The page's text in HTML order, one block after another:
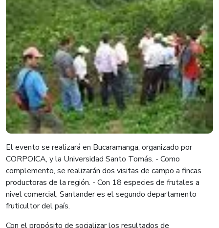
El evento se realizará en Bucaramanga, organizado por
CORPOICA, y la Universidad Santo Tomás. - Como
complemento, se realizarán dos visitas de campo a fincas
productoras de la región. - Con 18 especies de frutales a
nivel comercial, Santander es el segundo departamento
fruticultor del país.
Con el propósito de socializar los resultados de